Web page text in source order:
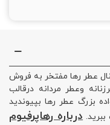
عطر رها مفتخر به فروش
وعطر مردانه درقالب
بزرگ عطر رها بپیوندید
درباره رهاپرفیوم